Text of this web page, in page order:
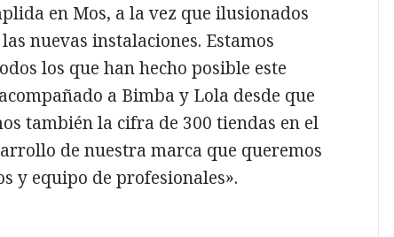
en Mos, a la vez que ilusionados
nuevas instalaciones. Estamos
los que han hecho posible este
a Bimba y Lola desde que
también la cifra de 300 tiendas en el
de nuestra marca que queremos
y equipo de profesionales».